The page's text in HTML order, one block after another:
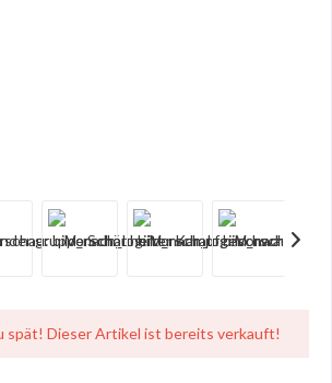
spät! Dieser Artikel ist bereits verkauft!